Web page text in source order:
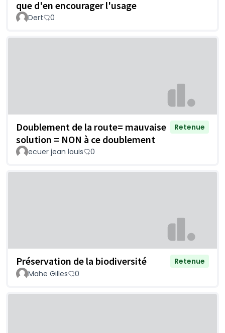
que d'en encourager l'usage
Dert 0
Doublement de la route= mauvaise
solution = NON à ce doublement
Retenue
ecuer jean louis 0
Préservation de la biodiversité
Retenue
Mahe Gilles
0